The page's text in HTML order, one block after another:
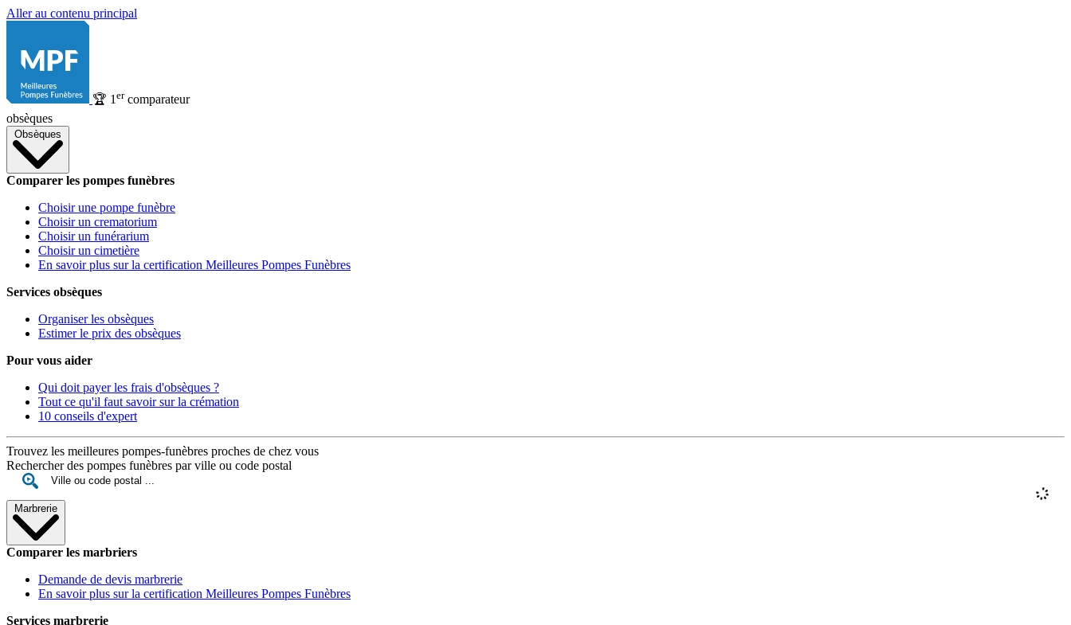
Aller au contenu principal
🏆 1 ercomparateur
obsèques
Obsèques
Comparer les pompes funèbres
Choisir une pompe funèbre
Choisir un crematorium
Choisir un funérarium
Choisir un cimetière
En savoir plus sur la certification Meilleures Pompes Funèbres
Services obsèques
Organiser les obsèques
Estimer le prix des obsèques
Pour vous aider
Qui doit payer les frais d'obsèques ?
Tout ce qu'il faut savoir sur la crémation
10 conseils d'expert
Trouvez les meilleures pompes-funèbres proches de chez vous
Rechercher des pompes funèbres par ville ou code postal
Marbrerie
Comparer les marbriers
Demande de devis marbrerie
En savoir plus sur la certification Meilleures Pompes Funèbres
Services marbrerie